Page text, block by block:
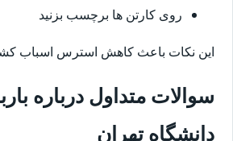
روی کارتن ها برچسب بزنید
این نکات باعث کاهش استرس اسباب
سوالات متداول درباره
دانشگاه تهران